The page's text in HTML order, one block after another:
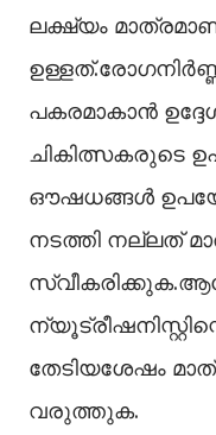
ലക്ഷ്യം
പകരമാകാൻ
ചികിത്സകരുടെ
ഔഷധങ്ങൾ
നടത്തി നല്ലത്
തേടിയശേഷം
വരുത്തുക.